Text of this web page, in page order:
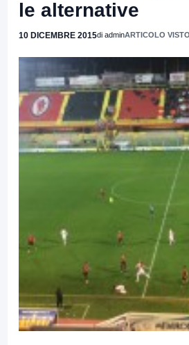
le alternative
10 DICEMBRE 2015di adminARTICOLO